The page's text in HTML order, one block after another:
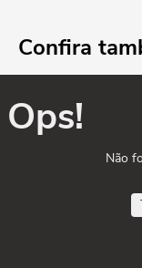
Confira
Ops!
Não